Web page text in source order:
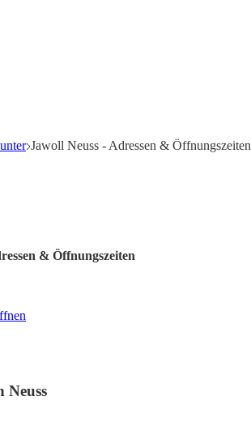
Jawoll Neuss - Adressen & Öffnungszeiten
& Öffnungszeiten
Neuss